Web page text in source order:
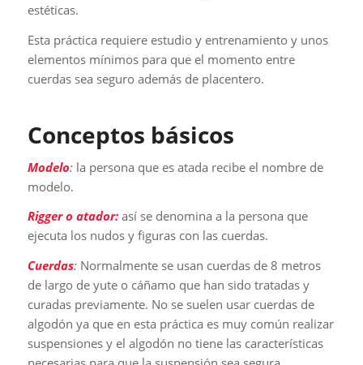
estéticas.
Esta práctica requiere estudio y entrenamiento y unos
elementos mínimos para que el momento entre
cuerdas sea seguro además de placentero.
Conceptos básicos
Modelo:la persona que es atada recibe el nombre de
modelo.
Rigger o atador: así se denomina a la persona que
ejecuta los nudos y figuras con las cuerdas.
Cuerdas:Normalmente se usan cuerdas de 8 metros
de largo de yute o cáñamo que han sido tratadas y
curadas previamente. No se suelen usar cuerdas de
algodón ya que en esta práctica es muy común realizar
suspensiones y el algodón no tiene las características